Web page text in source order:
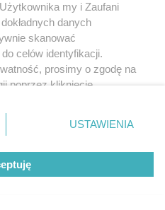
my i Zaufani
danych
skanować
celów identyfikacji.
prosimy o zgodę na
poprzez kliknięcie
ustawień prywatności
rogu strony
nie wymagają zgody
sprzeciwić się takiemu
miały zastosowanie tylko
USTAWIENIA